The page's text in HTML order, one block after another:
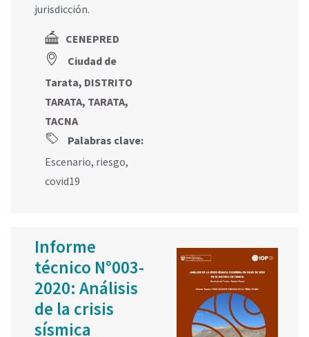
jurisdicción.
CENEPRED
Ciudad de
Tarata, DISTRITO
TARATA, TARATA,
TACNA
Palabras clave:
Escenario, riesgo,
covid19
Informe
técnico N°003-
2020: Análisis
de la crisis
sísmica